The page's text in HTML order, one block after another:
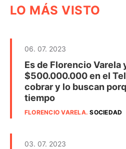
LO MÁS VISTO
06. 07. 2023
Es de Florencio Varela
$500.000.000 en el
cobrar y lo buscan
tiempo
FLORENCIO VARELA.SOCIEDAD
03. 07. 2023